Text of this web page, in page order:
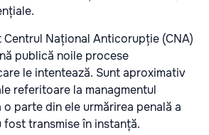
Centrul Național Anticorupție (CNA)
publică noile procese
le intentează. Sunt aproximativ
referitoare la managmentul
parte din ele urmărirea penală a
transmise în instanță.